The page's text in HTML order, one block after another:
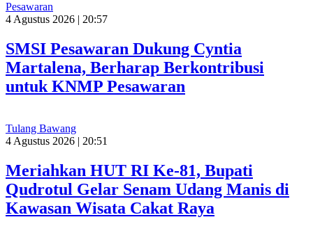
Pesawaran
4 Agustus 2026 | 20:57
SMSI Pesawaran Dukung Cyntia
Martalena, Berharap Berkontribusi
untuk KNMP Pesawaran
Tulang Bawang
4 Agustus 2026 | 20:51
Meriahkan HUT RI Ke-81, Bupati
Qudrotul Gelar Senam Udang Manis di
Kawasan Wisata Cakat Raya